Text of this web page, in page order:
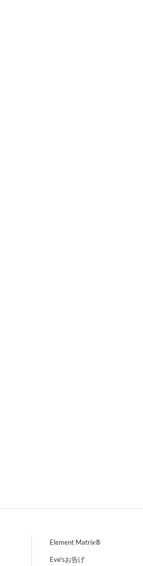
Element Matrix®
Eve'sお告げ